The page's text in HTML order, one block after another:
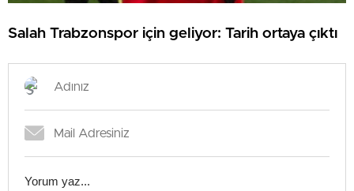
Salah Trabzonspor için geliyor: Tarih ortaya çıktı